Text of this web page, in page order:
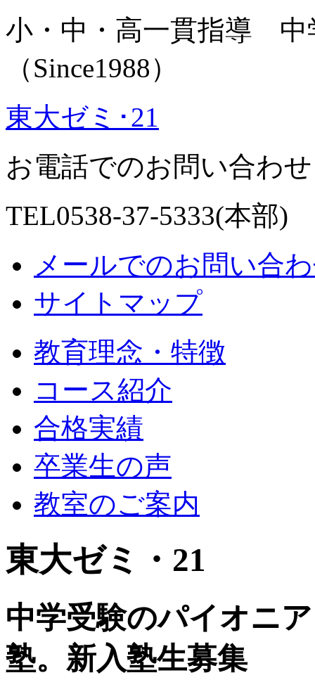
小・中・高一貫指導 中
（Since1988）
東大ゼミ･21
お電話でのお問い合わ
TEL0538-37-5333(本部)
メールでのお問い合
サイトマップ
教育理念・特徴
コース紹介
合格実績
卒業生の声
教室のご案内
東大ゼミ・21
中学受験のパイオニ
塾。新入塾生募集